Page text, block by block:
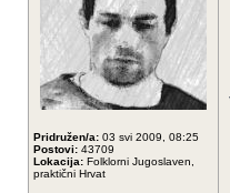
Pridružen/a: 03 svi 2009, 08:25
Postovi: 43709
Lokacija: Folklorni Jugoslaven,
praktični Hrvat